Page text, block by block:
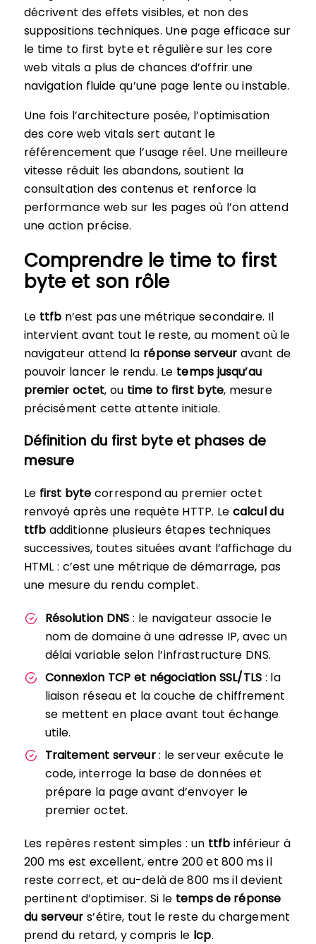
décrivent des effets visibles, et non des
suppositions techniques. Une page efficace sur
le time to first byte et régulière sur les core
web vitals a plus de chances d’offrir une
navigation fluide qu’une page lente ou instable.
Une fois l’architecture posée, l’optimisation
des core web vitals sert autant le
référencement que l’usage réel. Une meilleure
vitesse réduit les abandons, soutient la
consultation des contenus et renforce la
performance web sur les pages où l’on attend
une action précise.
Comprendre le time to first
byte et son rôle
Le ttfb n’est pas une métrique secondaire. Il
intervient avant tout le reste, au moment où le
navigateur attend la réponse serveur avant de
pouvoir lancer le rendu. Le temps jusqu’au
premier octet, ou time to first byte, mesure
précisément cette attente initiale.
Définition du first byte et phases de
mesure
Le first byte correspond au premier octet
renvoyé après une requête HTTP. Le calcul du
ttfb additionne plusieurs étapes techniques
successives, toutes situées avant l’affichage du
HTML : c’est une métrique de démarrage, pas
une mesure du rendu complet.
Résolution DNS : le navigateur associe le
nom de domaine à une adresse IP, avec un
délai variable selon l’infrastructure DNS.
Connexion TCP et négociation SSL/TLS : la
liaison réseau et la couche de chiffrement
se mettent en place avant tout échange
utile.
Traitement serveur: le serveur exécute le
code, interroge la base de données et
prépare la page avant d’envoyer le
premier octet.
Les repères restent simples : un ttfb inférieur à
200 ms est excellent, entre 200 et 800 ms il
reste correct, et au-delà de 800 ms il devient
pertinent d’optimiser. Si le temps de réponse
du serveur s’étire, tout le reste du chargement
prend du retard, y compris le lcp.